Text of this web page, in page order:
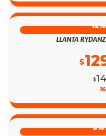
LLANTA
$
$
9%